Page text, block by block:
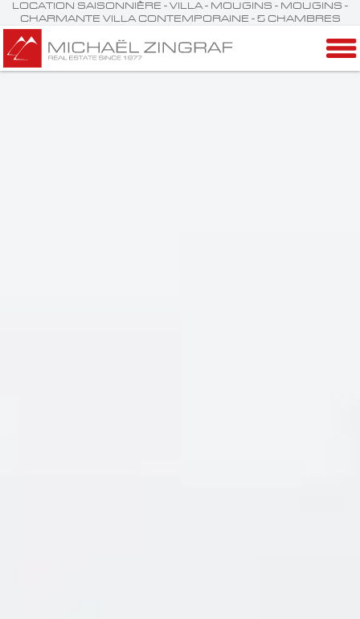
LOCATION SAISONNIÈRE - VILLA - MOUGINS - MOUGINS -
CHARMANTE VILLA CONTEMPORAINE - 5 CHAMBRES